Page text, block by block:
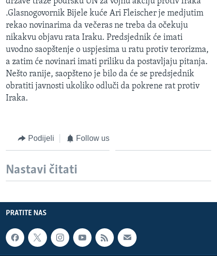
ŽENSKA STRANA
IZBJEGLIČKA STRANA
MAGAZIN
O GLASU AMERIKE
Learning English
.Glasnogovornik Bijele kuće Ari Fleischer je medjutim
rekao novinarima da večeras ne treba da očekuju
nikakvu objavu rata Iraku. Predsjednik će imati
uvodno saopštenje o uspjesima u ratu protiv terorizma,
a zatim će novinari imati priliku da postavljaju pitanja.
Nešto ranije, saopšteno je bilo da će se predsjednik
obratiti javnosti ukoliko odluči da pokrene rat protiv
Iraka.
Podijeli Follow us
Nastavi čitati
PRATITE NAS